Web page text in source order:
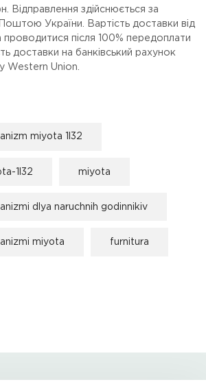
Відправлення здійснюється за
України. Вартість доставки від
проводитися після 100% передоплати
доставки на банківський рахунок
Western Union.
miyota 1l32
1l32 miyota
dlya naruchnih godinnikiv
miyota furnitura